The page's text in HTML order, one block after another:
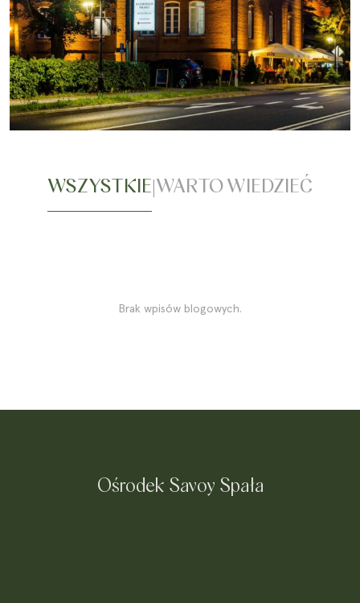
WSZYSTKIE WARTO WIEDZIEĆ
Brak wpisów blogowych.
Ośrodek Savoy Spała